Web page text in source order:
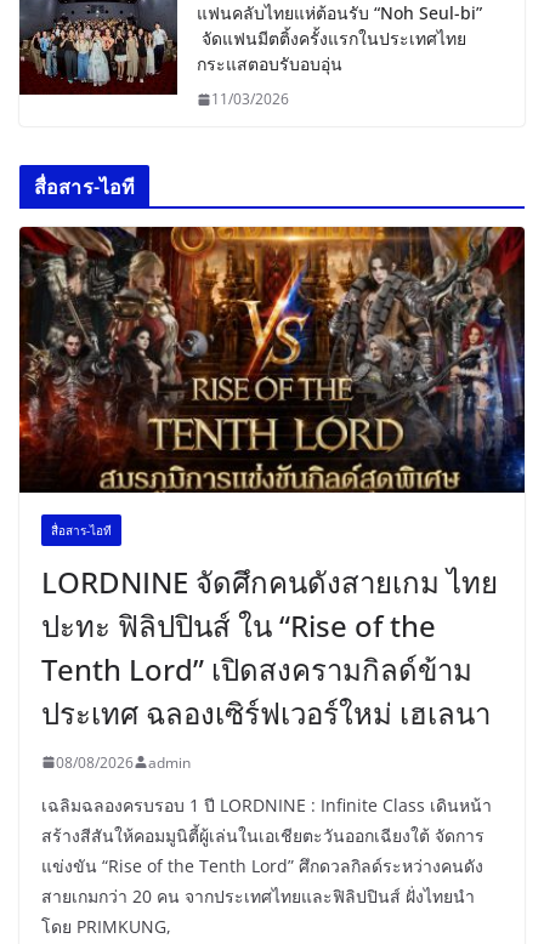
แฟนคลับไทยแห่ต้อนรับ “Noh Seul-bi”
จัดแฟนมีตติ้งครั้งแรกในประเทศไทย
กระแสตอบรับอบอุ่น
11/03/2026
สื่อสาร-ไอที
สื่อสาร-ไอที
LORDNINE จัดศึกคนดังสายเกม ไทย
ปะทะ ฟิลิปปินส์ ใน “Rise of the
Tenth Lord” เปิดสงครามกิลด์ข้าม
ประเทศ ฉลองเซิร์ฟเวอร์ใหม่ เฮเลนา
08/08/2026 admin
เฉลิมฉลองครบรอบ 1 ปี LORDNINE : Infinite Class เดินหน้า
สร้างสีสันให้คอมมูนิตี้ผู้เล่นในเอเชียตะวันออกเฉียงใต้ จัดการ
แข่งขัน “Rise of the Tenth Lord” ศึกดวลกิลด์ระหว่างคนดัง
สายเกมกว่า 20 คน จากประเทศไทยและฟิลิปปินส์ ฝั่งไทยนำ
โดย PRIMKUNG,